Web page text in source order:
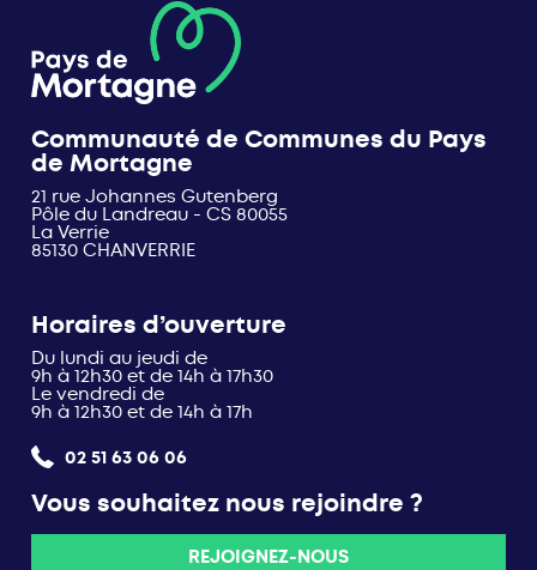
Communauté de Communes du Pays
de Mortagne
21 rue Johannes Gutenberg
Pôle du Landreau - CS 80055
La Verrie
85130 CHANVERRIE
Horaires d’ouverture
Du lundi au jeudi de
9h à 12h30 et de 14h à 17h30
Le vendredi de
9h à 12h30 et de 14h à 17h
02 51 63 06 06
Vous souhaitez nous rejoindre ?
REJOIGNEZ-NOUS